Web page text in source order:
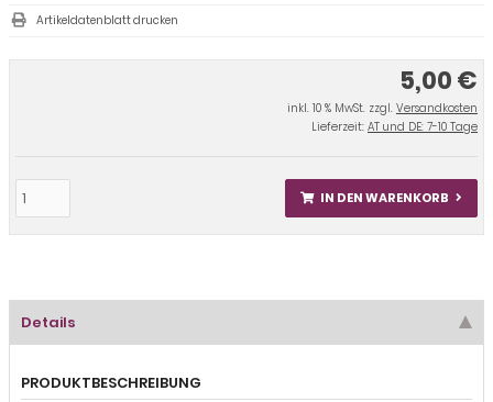
5,00 €
inkl. 10 % MwSt. zzgl. Versandkosten
Lieferzeit: AT und DE: 7-10 Tage
IN DEN WARENKORB
Artikeldatenblatt drucken
Details
PRODUKTBESCHREIBUNG